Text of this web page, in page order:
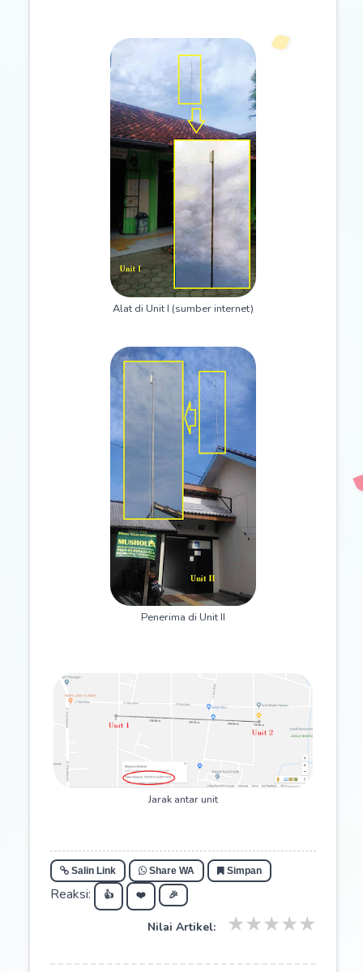
Alat di Unit I (sumber internet)
Penerima di Unit II
Jarak antar unit
Salin Link Share WA Simpan
Reaksi: 👍 ❤️ 🎉
Nilai Artikel: ★
★
★
★
★